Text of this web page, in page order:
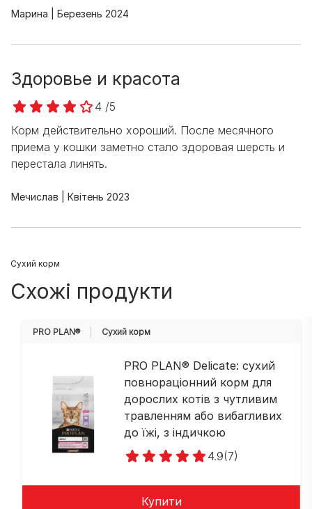
Марина Березень 2024
Здоровье и красота
4 /5
Корм действительно хороший. После месячного
приема у кошки заметно стало здоровая шерсть и
перестала линять.
Мечислав Квітень 2023
Cухий корм
Схожі продукти
PRO PLAN® Cухий корм
PRO PLAN® Delicate: сухий
повнораціонний корм для
дорослих котів з чутливим
травленням або вибагливих
до їжі, з індичкою
4.9(7)
Купити